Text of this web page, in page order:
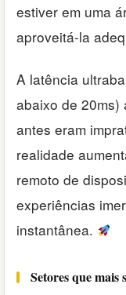
estiver em uma
aproveitá-la
A latência
abaixo de 20ms)
antes eram
realidade
remoto de
experiências
instantânea.
Setores que mais